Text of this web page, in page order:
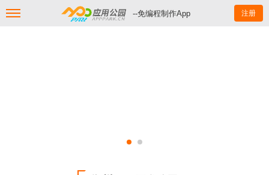
--免编程制作App 注册